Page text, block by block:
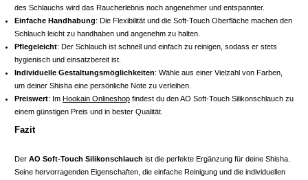
des Schlauchs wird das Raucherlebnis noch angenehmer und entspannter.
Einfache Handhabung: Die Flexibilität und die Soft-Touch Oberfläche machen den
Schlauch leicht zu handhaben und angenehm zu halten.
Pflegeleicht: Der Schlauch ist schnell und einfach zu reinigen, sodass er stets
hygienisch und einsatzbereit ist.
Individuelle Gestaltungsmöglichkeiten: Wähle aus einer Vielzahl von Farben,
um deiner Shisha eine persönliche Note zu verleihen.
Preiswert: Im Hookain Onlineshop findest du den AO Soft-Touch Silikonschlauch zu
einem günstigen Preis und in bester Qualität.
Fazit
Der AO Soft-Touch Silikonschlauch ist die perfekte Ergänzung für deine Shisha.
Seine hervorragenden Eigenschaften, die einfache Reinigung und die individuellen